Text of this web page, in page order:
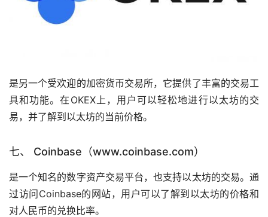
是另一个受欢迎的加密货币交易所，它提供了丰富的交易工
具和功能。在OKEX上，用户可以轻松地进行以太坊的交
易，并了解到以太坊的当前价格。
七、 Coinbase（www.coinbase.com）
是一个知名的数字资产交易平台，也支持以太坊的交易。通
过访问Coinbase的网站，用户可以了解到以太坊的价格和
对人民币的兑换比率。